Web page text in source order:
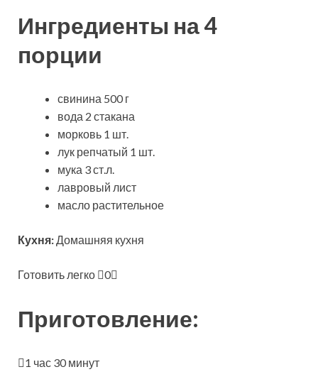
Ингредиенты на 4
порции
свинина 500 г
вода 2 стакана
морковь 1 шт.
лук репчатый 1 шт.
мука 3 ст.л.
лавровый лист
масло растительное
Кухня:Домашняя кухня
Готовить легко 0
Приготовление:
1 час 30 минут